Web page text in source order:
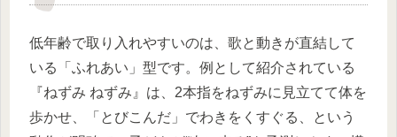
低年齢で取り入れやすいのは、歌と動きが直結して
いる「ふれあい」型です。例として紹介されている
『ねずみ ねずみ』は、2本指をねずみに見立てて体を
歩かせ、「とびこんだ」でわきをくすぐる、という